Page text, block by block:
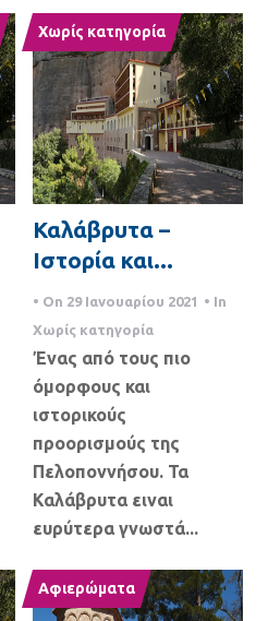
Χωρίς κατηγορία
Καλάβρυτα –
Ιστορία και...
• On 29 Ιανουαρίου 2021 • In
Χωρίς κατηγορία
Ένας από τους πιο
όμορφους και
ιστορικούς
προορισμούς της
Πελοποννήσου. Τα
Καλάβρυτα ειναι
ευρύτερα γνωστά...
Αφιερώματα